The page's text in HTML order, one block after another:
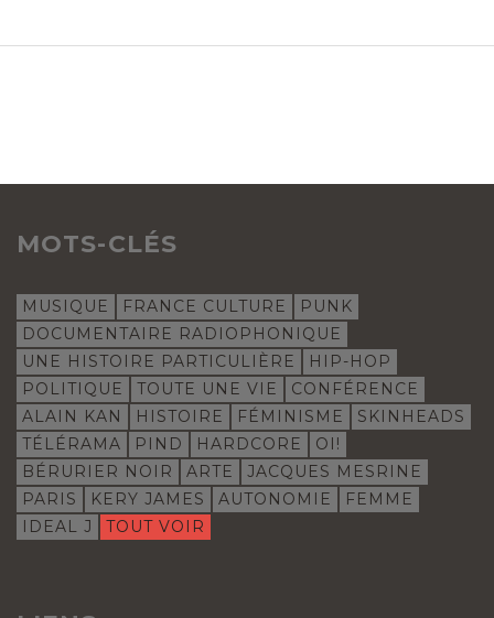
MOTS-CLÉS
MUSIQUE FRANCE CULTURE
PUNK
DOCUMENTAIRE RADIOPHONIQUE
UNE HISTOIRE PARTICULIÈRE
HIP-HOP
POLITIQUE
TOUTE UNE VIE
CONFÉRENCE
ALAIN KAN
HISTOIRE FÉMINISME
SKINHEADS
TÉLÉRAMA
PIND HARDCORE
OI!
BÉRURIER NOIR
ARTE
JACQUES MESRINE
PARIS
KERY JAMES AUTONOMIE
FEMME
IDEAL J
TOUT VOIR